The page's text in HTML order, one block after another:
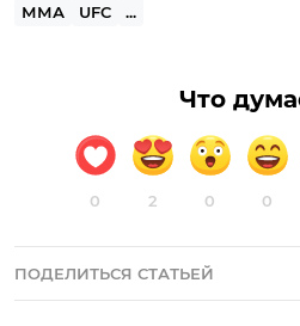
ММА UFC ...
Что
0 2 0 0
ПОДЕЛИТЬСЯ СТАТЬЕЙ